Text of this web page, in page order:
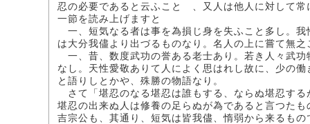
忍の必要であると云ふことゝ、又人は他人に対して
一節を読み上げますと
一、短気なる者は事を為損じ身を失ふこと多し。
は大分我儘より出づるものなり。名人の上に嘗て無之
一、昔、数度武功の誉ある老士あり。若き人々武
なし。天性愛敬ありて人によく思はれし故に、少の
と語りしとかや、殊勝の物語なり。
さて「堪忍のなる堪忍は誰もする、ならぬ堪忍す
堪忍の出来ぬ人は修養の足らぬが為であると言つた
吉宗公も、其通り、短気は皆我儘、惰弱から来るも